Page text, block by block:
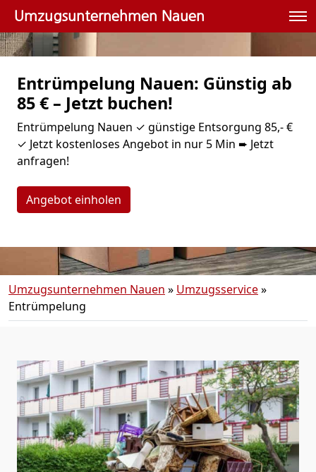
Umzugsunternehmen Nauen
Entrümpelung Nauen: Günstig ab
85 € – Jetzt buchen!
Entrümpelung Nauen ✓ günstige Entsorgung 85,- €
✓ Jetzt kostenloses Angebot in nur 5 Min ➨ Jetzt
anfragen!
Angebot einholen
Umzugsunternehmen Nauen » Umzugsservice»
Entrümpelung